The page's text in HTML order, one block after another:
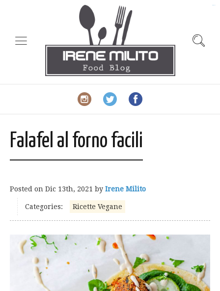
Falafel al forno facili
Posted on Dic 13th, 2021 by Irene Milito
Categories: Ricette Vegane